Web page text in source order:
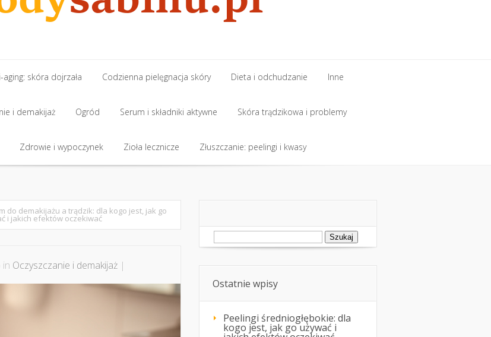
aging: skóra dojrzała
aging: skóra dojrzała
Codzienna pielęgnacja skóry
Codzienna pielęgnacja skóry
Dieta i odchudzanie
Dieta i odchudzanie
Inne
Inne
i demakijaż
i demakijaż
Ogród
Ogród
Serum i składniki aktywne
Serum i składniki aktywne
Skóra trądzikowa i problemy
Skóra trądzikowa i problemy
Zdrowie i wypoczynek Zioła lecznicze Złuszczanie: peelingi i kwasy
do demakijażu a trądzik: dla kogo jest, jak go
i jakich efektów oczekiwać
in Oczyszczanie i demakijaż |
Szukaj:
Ostatnie wpisy
Peelingi średniogłębokie: dla
kogo jest, jak go używać i